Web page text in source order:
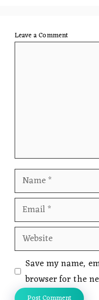
Leave a Comment
Name
Email
Website
Save my name,
browser for the